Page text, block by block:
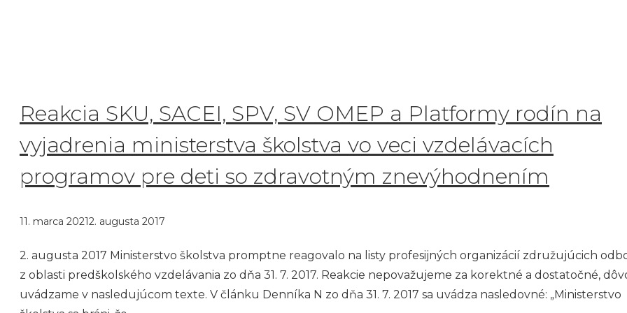
Reakcia SKU, SACEI, SPV, SV OMEP a Platformy rodín na
vyjadrenia ministerstva školstva vo veci vzdelávacích
programov pre deti so zdravotným znevýhodnením
11. marca 20212. augusta 2017
2. augusta 2017 Ministerstvo školstva promptne reagovalo na listy profesijných organizácií združujúcich
z oblasti predškolského vzdelávania zo dňa 31. 7. 2017. Reakcie nepovažujeme za korektné a dostatočné,
uvádzame v nasledujúcom texte. V článku Denníka N zo dňa 31. 7. 2017 sa uvádza nasledovné: „Ministerstvo